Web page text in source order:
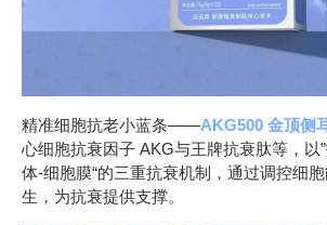
精准细胞抗老小蓝条——AKG500 金顶侧
心细胞抗衰因子 AKG与王牌抗衰肽等，以
体-细胞膜“的三重抗衰机制，通过调控细
生，为抗衰提供支撑。